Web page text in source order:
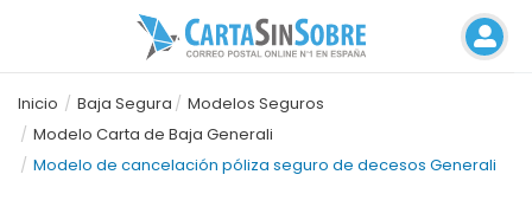
Inicio Baja Segura
Modelos Seguros
Modelo Carta de Baja Generali
Modelo de cancelación póliza seguro de decesos Generali